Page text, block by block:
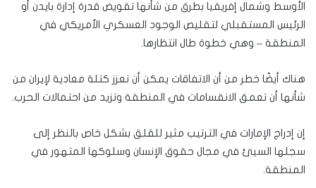
الأوسط وشمال إفريقيا بطرق من شأنها تقويض قدرة إدارة بايدن أو
الرئيس المستقبلي لتقليص الوجود العسكري الأمريكي في
المنطقة – وهي خطوة طال انتظارها.
هناك أيضًا خطر من أن الاتفاقات يمكن أن تعزز كتلة معادية لإيران من
شأنها أن تعمق الانقسامات في المنطقة وتزيد من احتمالات الحرب.
إن إدراج الإمارات في الترتيب مثير للقلق بشكل خاص بالنظر إلى
سجلها السيئ في مجال حقوق الإنسان وسلوكها المتهور في
المنطقة.